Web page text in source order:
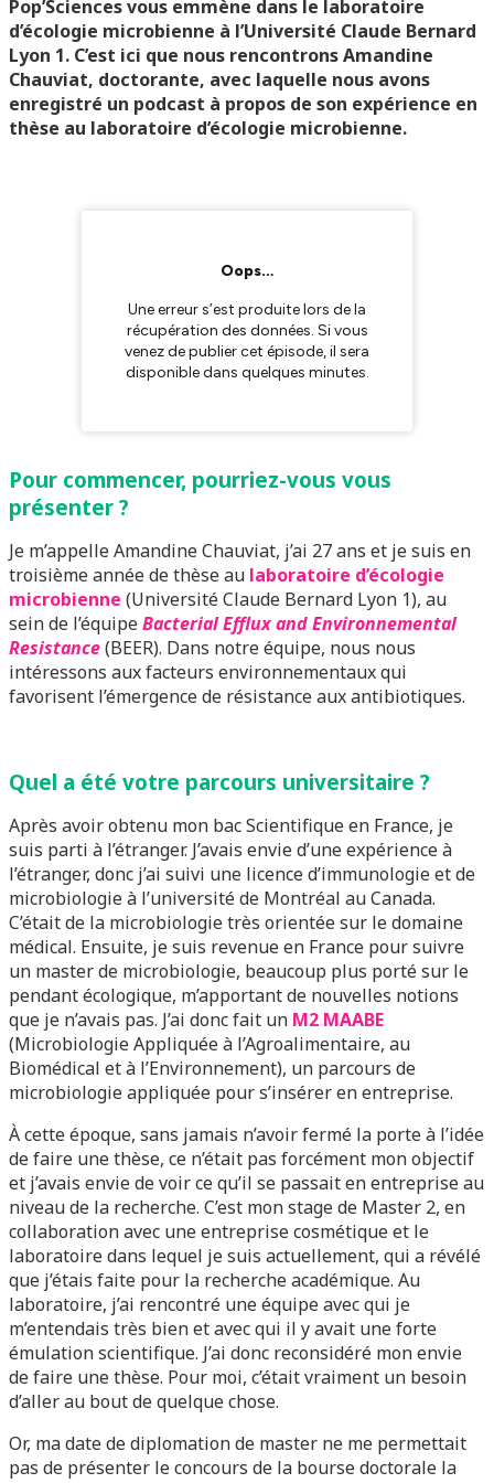
Pop’Sciences vous emmène dans le laboratoire
d’écologie microbienne à l’Université Claude Bernard
Lyon 1. C’est ici que nous rencontrons Amandine
Chauviat, doctorante, avec laquelle nous avons
enregistré un podcast à propos de son expérience en
thèse au laboratoire d’écologie microbienne.
Pour commencer, pourriez-vous vous
présenter ?
Je m’appelle Amandine Chauviat, j’ai 27 ans et je suis en
troisième année de thèse au laboratoire d’écologie
microbienne (Université Claude Bernard Lyon 1), au
sein de l’équipeBacterial Efflux and Environnemental
Resistance(BEER). Dans notre équipe, nous nous
intéressons aux facteurs environnementaux qui
favorisent l’émergence de résistance aux antibiotiques.
Quel a été votre parcours universitaire ?
Après avoir obtenu mon bac Scientifique en France, je
suis parti à l’étranger. J’avais envie d’une expérience à
l’étranger, donc j’ai suivi une licence d’immunologie et de
microbiologie à l’université de Montréal au Canada.
C’était de la microbiologie très orientée sur le domaine
médical. Ensuite, je suis revenue en France pour suivre
un master de microbiologie, beaucoup plus porté sur le
pendant écologique, m’apportant de nouvelles notions
que je n’avais pas. J’ai donc fait un M2 MAABE
(Microbiologie Appliquée à l’Agroalimentaire, au
Biomédical et à l’Environnement), un parcours de
microbiologie appliquée pour s’insérer en entreprise.
À cette époque, sans jamais n’avoir fermé la porte à l’idée
de faire une thèse, ce n’était pas forcément mon objectif
et j’avais envie de voir ce qu’il se passait en entreprise au
niveau de la recherche. C’est mon stage de Master 2, en
collaboration avec une entreprise cosmétique et le
laboratoire dans lequel je suis actuellement, qui a révélé
que j’étais faite pour la recherche académique. Au
laboratoire, j’ai rencontré une équipe avec qui je
m’entendais très bien et avec qui il y avait une forte
émulation scientifique. J’ai donc reconsidéré mon envie
de faire une thèse. Pour moi, c’était vraiment un besoin
d’aller au bout de quelque chose.
Or, ma date de diplomation de master ne me permettait
pas de présenter le concours de la bourse doctorale la